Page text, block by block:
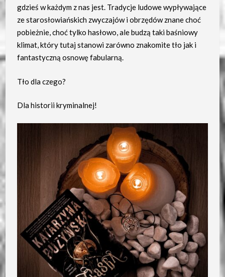
gdzieś w każdym z nas jest. Tradycje ludowe wypływające
ze starosłowiańskich zwyczajów i obrzędów znane choć
pobieżnie, choć tylko hasłowo, ale budzą taki baśniowy
klimat, który tutaj stanowi zarówno znakomite tło jak i
fantastyczną osnowę fabularną.
Tło dla czego?
Dla historii kryminalnej!